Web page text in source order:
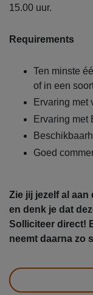
15.00 uur.
Requirements
Ten minste
of in een
Ervaring met
Ervaring met
Goed
Zie jij jezelf al
en denk je dat
Solliciteer direct!
neemt daarna zo